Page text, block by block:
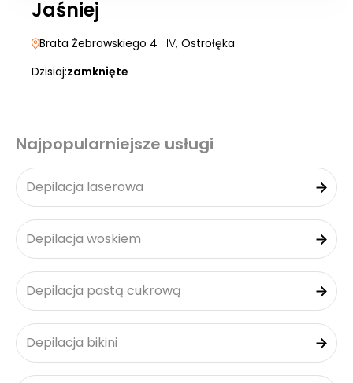
Jaśniej
Brata Żebrowskiego 4 | IV, Ostrołęka
Dzisiaj:zamknięte
Najpopularniejsze usługi
Depilacja laserowa
Depilacja woskiem
Depilacja pastą cukrową
Depilacja bikini